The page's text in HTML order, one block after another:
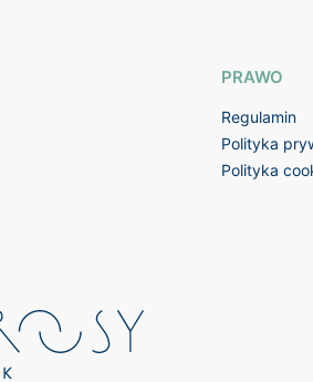
PRAWO
Regulamin
Polityka
Polityka